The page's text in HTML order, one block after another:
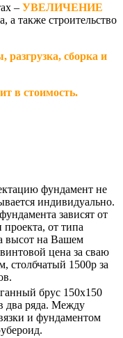
– УВЕЛИЧЕНИЕ
а также строительство
разгрузка, сборка и
в стоимость.
фундамент не
индивидуально.
зависят от
от типа
высот на Вашем
цена за сваю
столбчатый 1500р за
брус 150х150
два ряда. Между
и фундаментом